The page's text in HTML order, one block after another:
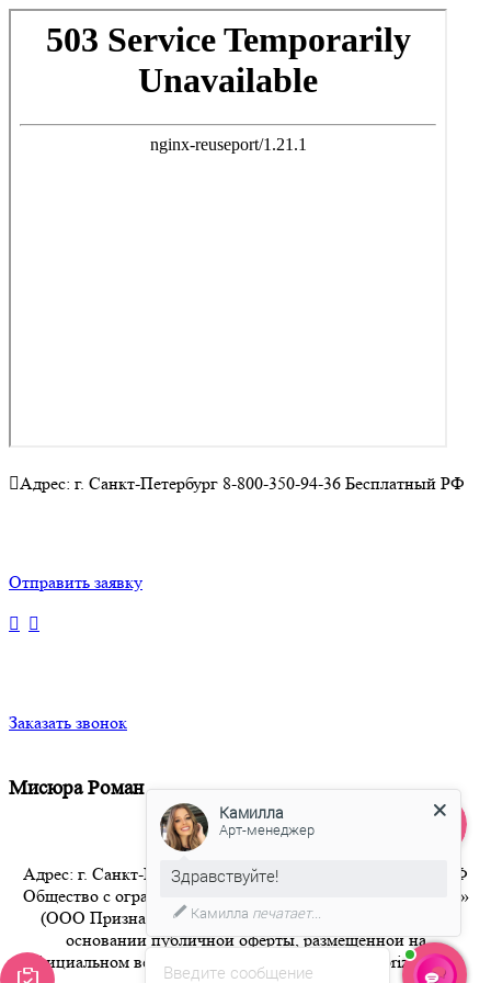
Адрес: г. Санкт-Петербург 8-800-350-94-36 Бесплатный РФ
Отправить заявку
Заказать звонок
Мисюра Роман
Адрес: г. Санкт-Петербург 8-800-350-94-36 Бесплатный РФ
Общество с ограниченной ответственностью «Признание»
(ООО Признание) осуществляет свою деятельность на
основании публичной оферты, размещенной на
официальном веб-сайте компании по адресу artpriznanie.ru
Введите сообщение
Камилла
Арт-менеджер
Здравствуйте!
Камилла печатает...